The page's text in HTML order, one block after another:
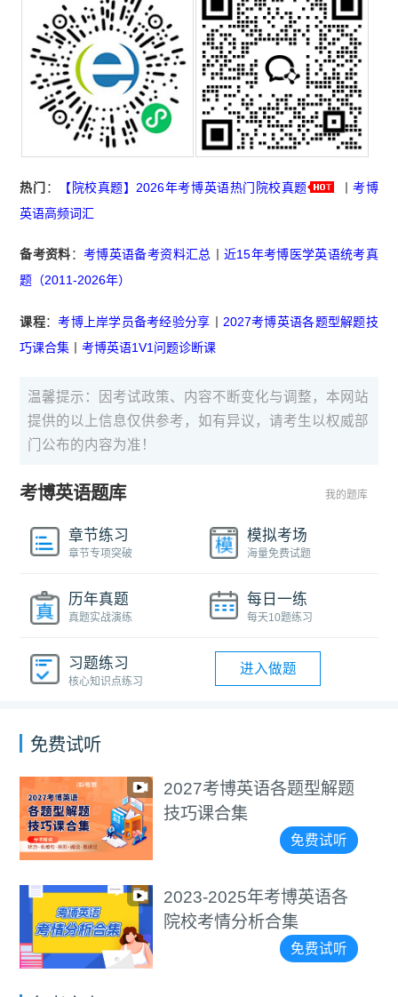
热门： 【院校真题】2026年考博英语热门院校真题 丨考博
英语高频词汇
备考资料：考博英语备考资料汇总
近15年考博医学英语统考真
题（2011-2026年）
课程：考博上岸学员备考经验分享
2027考博英语各题型解题技
巧课合集 丨考博英语1V1问题诊断课
温馨提示：因考试政策、内容不断变化与调整，本网站
提供的以上信息仅供参考，如有异议，请考生以权威部
门公布的内容为准！
考博英语题库 我的题库
章节练习
章节专项突破
模拟考场
海量免费试题
历年真题
真题实战演练
每日一练
每天10题练习
习题练习
核心知识点练习
进入做题
免费试听
2027考博英语各题型解题
技巧课合集
免费试听
2023-2025年考博英语各
院校考情分析合集
免费试听